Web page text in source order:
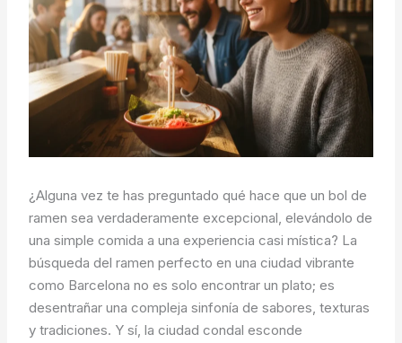
¿Alguna vez te has preguntado qué hace que un bol de
ramen sea verdaderamente excepcional, elevándolo de
una simple comida a una experiencia casi mística? La
búsqueda del ramen perfecto en una ciudad vibrante
como Barcelona no es solo encontrar un plato; es
desentrañar una compleja sinfonía de sabores, texturas
y tradiciones. Y sí, la ciudad condal esconde